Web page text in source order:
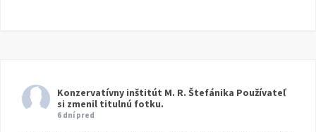
Konzervatívny inštitút M. R. Štefánika Používateľ
si zmenil titulnú fotku.
6 dní pred